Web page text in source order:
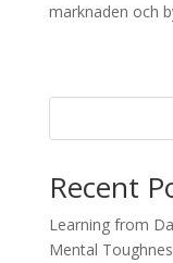
marknaden och
Recent
Learning from
Mental